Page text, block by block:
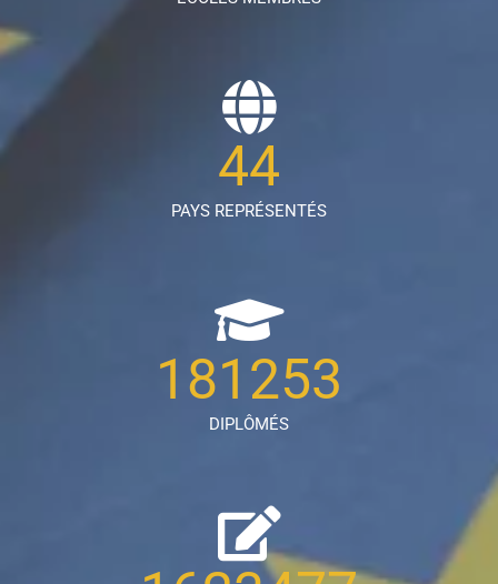
44
PAYS REPRÉSENTÉS
181253
DIPLÔMÉS